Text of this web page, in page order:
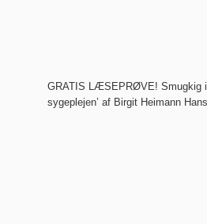
GRATIS LÆSEPRØVE! Smugkig i
sygeplejen’ af Birgit Heimann